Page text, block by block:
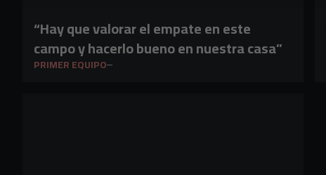
“Hay que valorar el empate en este
campo y hacerlo bueno en nuestra casa”
PRIMER EQUIPO